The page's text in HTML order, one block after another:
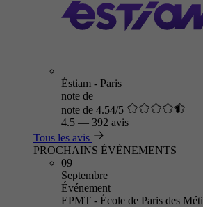
Éstiam - Paris
note de
note de 4.54/5
4.5 — 392 avis
Tous les avis
PROCHAINS ÉVÈNEMENTS
09
Septembre
Événement
EPMT - École de Paris des